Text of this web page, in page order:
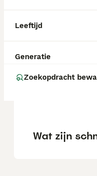
Leeftijd
Generatie
Zoekopdracht
Hoe is een
Wat zijn